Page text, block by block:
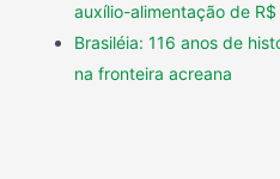
auxílio-alimentação de
Brasiléia: 116 anos de
na fronteira acreana